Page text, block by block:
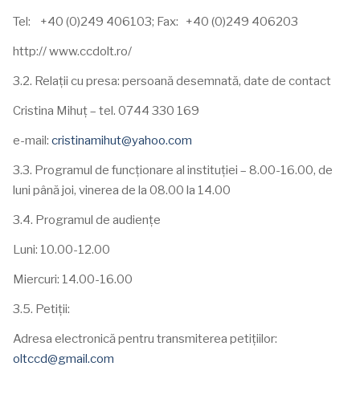
Tel: +40 (0)249 406103; Fax: +40 (0)249 406203
http:// www.ccdolt.ro/
3.2. Relații cu presa: persoană desemnată, date de contact
Cristina Mihuț – tel. 0744 330 169
e-mail: cristinamihut@yahoo.com
3.3. Programul de funcționare al instituției – 8.00-16.00, de
luni până joi, vinerea de la 08.00 la 14.00
3.4. Programul de audiențe
Luni: 10.00-12.00
Miercuri: 14.00-16.00
3.5. Petiții:
Adresa electronică pentru transmiterea petițiilor:
oltccd@gmail.com